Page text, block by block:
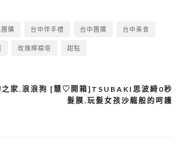
團購 台中伴手禮 台中團購 台中美食
玫瑰檸檬塔 甜點
[慧♡開箱]TSUBAKI思波綺0秒
髮膜.玩髮女孩沙龍般的呵護
家.浪浪狗